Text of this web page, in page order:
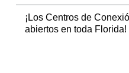
¡Los Centros de
abiertos en toda Florida!